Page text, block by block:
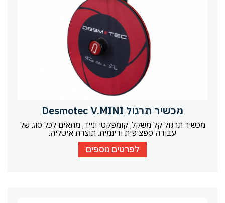
מכשיר תרגול Desmotec V.MINI
מכשיר תרגול קל משקל, קומפקטי ונייד, מתאים לכל סוג של
עבודה ספציפית ודינמית. תוצרת איטליה.
לפרטים נוספים